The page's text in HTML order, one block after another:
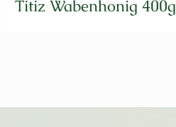
Titiz Wabenhonig 400g